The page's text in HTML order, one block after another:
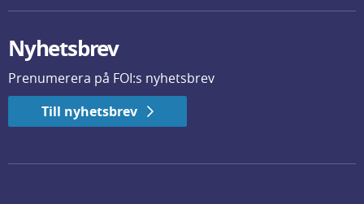
Nyhetsbrev
Prenumerera på FOI:s nyhetsbrev
Till nyhetsbrev